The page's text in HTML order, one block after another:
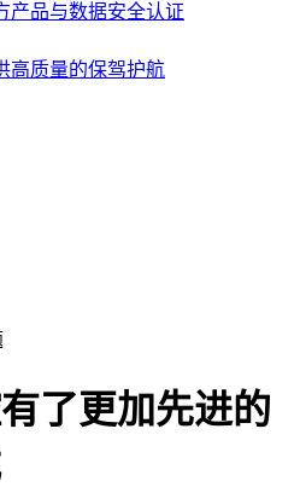
产品与数据安全认证
高质量的保驾护航
了更加先进的